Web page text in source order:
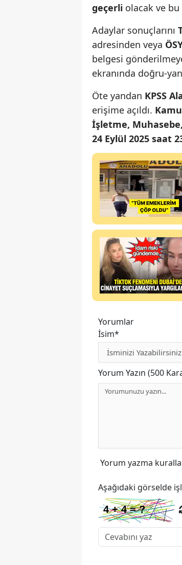
geçerli olacak ve
Adaylar sonuçlarını
adresinden veya
belgesi
ekranında doğru-
Öte yandan KPSS
erişime açıldı.
İşletme,
24 Eylül 2025 saat
Yorumlar
İsim*
Yorum Yazın (500
Yorum yazma
Aşağıdaki görselde